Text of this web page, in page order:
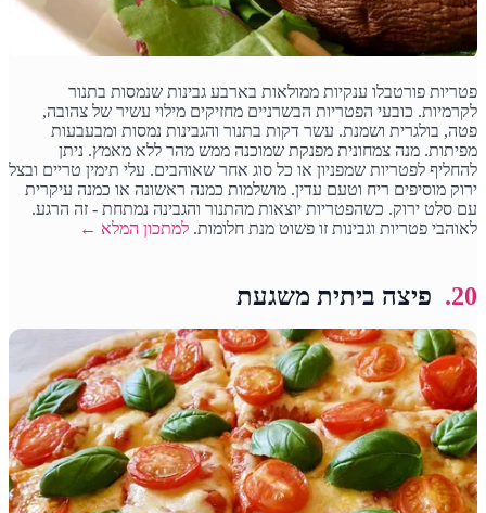
פטריות פורטבלו ענקיות ממולאות בארבע גבינות שנמסות בתנור
לקרמיות. כובעי הפטריות הבשרניים מחזיקים מילוי עשיר של צהובה,
פטה, בולגרית ושמנת. עשר דקות בתנור והגבינות נמסות ומבעבעות
מפיתות. מנה צמחונית מפנקת שמוכנה ממש מהר ללא מאמץ. ניתן
להחליף לפטריות שמפניון או כל סוג אחר שאוהבים. עלי תימין טריים ובצל
ירוק מוסיפים ריח וטעם עדין. מושלמות כמנה ראשונה או כמנה עיקרית
עם סלט ירוק. כשהפטריות יוצאות מהתנור והגבינה נמתחת - זה הרגע.
לאוהבי פטריות וגבינות זו פשוט מנת חלומות.למתכון המלא ←
20. פיצה ביתית משגעת